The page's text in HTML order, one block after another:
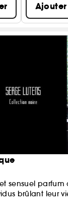
sensuel
brûlant leur